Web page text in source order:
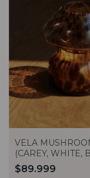
VELA
(CAREY, WHITE,
$89.999